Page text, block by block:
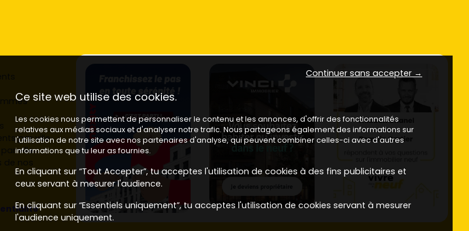
par ville
ville
nos
Continuer sans accepter →
Ce site web utilise des cookies.
Les cookies nous permettent de personnaliser le contenu et les annonces, d'offrir des fonctionnalités
relatives aux médias sociaux et d'analyser notre trafic. Nous partageons également des informations sur
l'utilisation de notre site avec nos partenaires d'analyse, qui peuvent combiner celles-ci avec d'autres
informations que tu leur as fournies.
En cliquant sur “Tout Accepter”, tu acceptes l'utilisation de cookies à des fins publicitaires et
ceux servant à mesurer l'audience.
En cliquant sur “Essentiels uniquement”, tu acceptes l'utilisation de cookies servant à mesurer
l'audience uniquement.